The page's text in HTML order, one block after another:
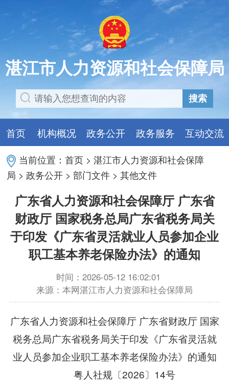
湛江市人力资源和社会保障局
搜索
首页 机构概况 政务公开 政务服务 互动交流
当前位置：首页 >湛江市人力资源和社会保障
局 >政务公开 >部门文件 >其他文件
广东省人力资源和社会保障厅 广东省
财政厅 国家税务总局广东省税务局关
于印发《广东省灵活就业人员参加企业
职工基本养老保险办法》的通知
时间：2026-05-12 16:02:01
来源：本网湛江市人力资源和社会保障局
广东省人力资源和社会保障厅 广东省财政厅 国家
税务总局广东省税务局关于印发《广东省灵活就
业人员参加企业职工基本养老保险办法》的通知
粤人社规〔2026〕14号